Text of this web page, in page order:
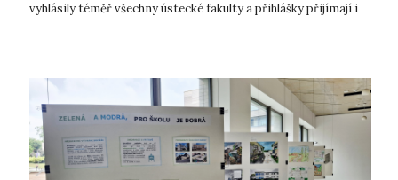
vyhlásily téměř všechny ústecké fakulty a přihlášky přijímají i